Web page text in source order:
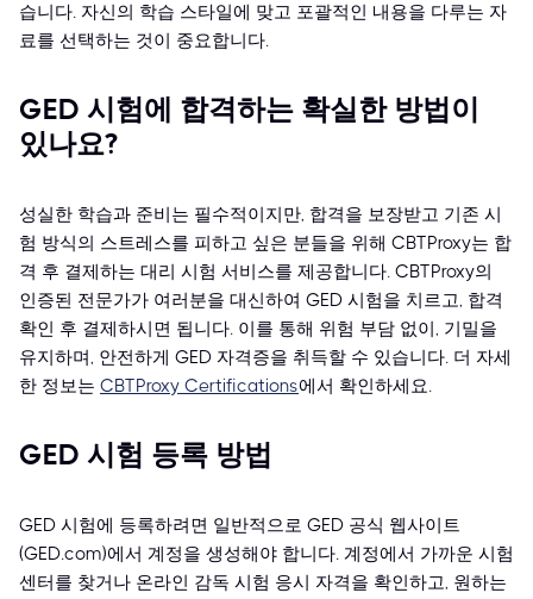
습니다. 자신의 학습 스타일에 맞고 포괄적인 내용을 다루는 자
료를 선택하는 것이 중요합니다.
GED 시험에 합격하는 확실한 방법이
있나요?
성실한 학습과 준비는 필수적이지만, 합격을 보장받고 기존 시
험 방식의 스트레스를 피하고 싶은 분들을 위해 CBTProxy는 합
격 후 결제하는 대리 시험 서비스를 제공합니다. CBTProxy의
인증된 전문가가 여러분을 대신하여 GED 시험을 치르고, 합격
확인 후 결제하시면 됩니다. 이를 통해 위험 부담 없이, 기밀을
유지하며, 안전하게 GED 자격증을 취득할 수 있습니다. 더 자세
한 정보는 CBTProxy Certifications에서 확인하세요.
GED 시험 등록 방법
GED 시험에 등록하려면 일반적으로 GED 공식 웹사이트
(GED.com)에서 계정을 생성해야 합니다. 계정에서 가까운 시험
센터를 찾거나 온라인 감독 시험 응시 자격을 확인하고, 원하는